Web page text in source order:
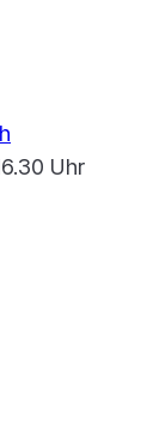
Uhr